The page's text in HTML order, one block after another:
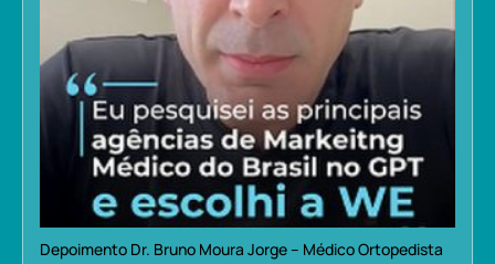
Depoimento Dr. Bruno Moura Jorge – Médico Ortopedista